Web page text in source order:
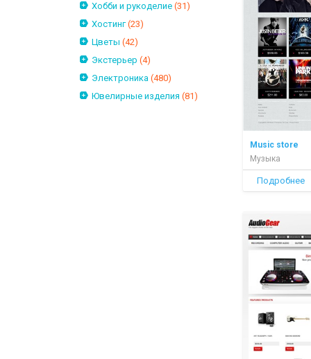
Хобби и рукоделие (31)
Хостинг (23)
Цветы (42)
Экстерьер (4)
Электроника (480)
Ювелирные изделия (81)
Music store
Музыка
Подробнее